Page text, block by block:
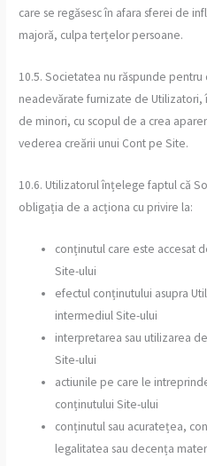
care se regăsesc în afara sferei de
majoră, culpa terțelor persoane.
10.5. Societatea nu răspunde
neadevărate furnizate de
de minori, cu scopul de a crea
vederea creării unui Cont pe Site.
10.6. Utilizatorul înțelege faptul că
obligația de a acționa cu privire la:
conținutul care este accesat
Site-ului
efectul conținutului asupra
intermediul Site-ului
interpretarea sau utilizarea
Site-ului
actiunile pe care le
conținutului Site-ului
conținutul sau acuratețea,
legalitatea sau decența